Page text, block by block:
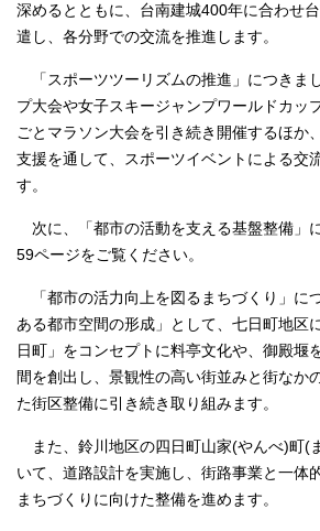
深めるとともに、台南建城400年に合わせ
遣し、各分野での交流を推進します。
「スポーツツーリズムの推進」につきま
プ大会や女子スキージャンプワールドカッ
ごとマラソン大会を引き続き開催するほか
支援を通して、スポーツイベントによる交
す。
次に、「都市の活動を支える基盤整備」
59ページをご覧ください。
「都市の活力向上を図るまちづくり」に
ある都市空間の形成」として、七日町地区
日町」をコンセプトに料亭文化や、御殿堰
間を創出し、景観性の高い街並みと街なか
た街区整備に引き続き取り組みます。
また、鈴川地区の四日町山家(やんべ)町(
いて、道路設計を実施し、街路事業と一体
まちづくりに向けた整備を進めます。